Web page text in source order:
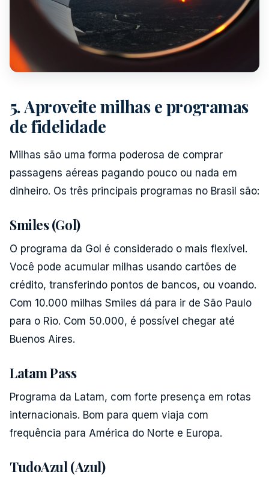
5. Aproveite milhas e programas
de fidelidade
Milhas são uma forma poderosa de comprar
passagens aéreas pagando pouco ou nada em
dinheiro. Os três principais programas no Brasil são:
Smiles (Gol)
O programa da Gol é considerado o mais flexível.
Você pode acumular milhas usando cartões de
crédito, transferindo pontos de bancos, ou voando.
Com 10.000 milhas Smiles dá para ir de São Paulo
para o Rio. Com 50.000, é possível chegar até
Buenos Aires.
Latam Pass
Programa da Latam, com forte presença em rotas
internacionais. Bom para quem viaja com
frequência para América do Norte e Europa.
TudoAzul (Azul)